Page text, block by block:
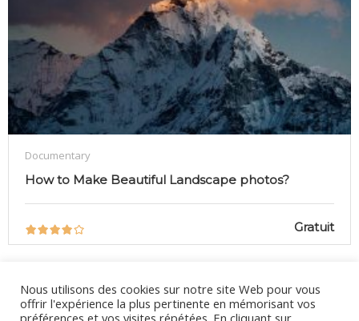
Documentary
How to Make Beautiful Landscape photos?
Gratuit
Nous utilisons des cookies sur notre site Web pour vous
offrir l'expérience la plus pertinente en mémorisant vos
préférences et vos visites répétées. En cliquant sur